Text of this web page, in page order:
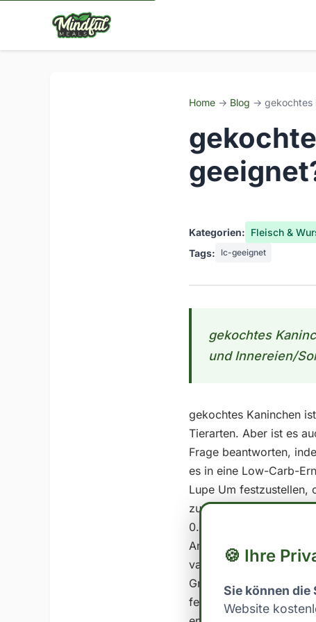
Home → Blog → gekochtes
Kategorien: Fleisch &
Tags:
lc-geeignet
gekochtes
und Innereien/
gekochtes Kaninchen
Tierarten. Aber ist es
Frage beantworten,
es in eine Low-Carb-
Lupe Um festzustellen,
zunächst die
0.0 - Protein: 28.0 In
Anteil an
variiert je nach
Gramm Kohlenhydrate
festlegen. Es ist
🍪 Ihre
Sie können die
Website